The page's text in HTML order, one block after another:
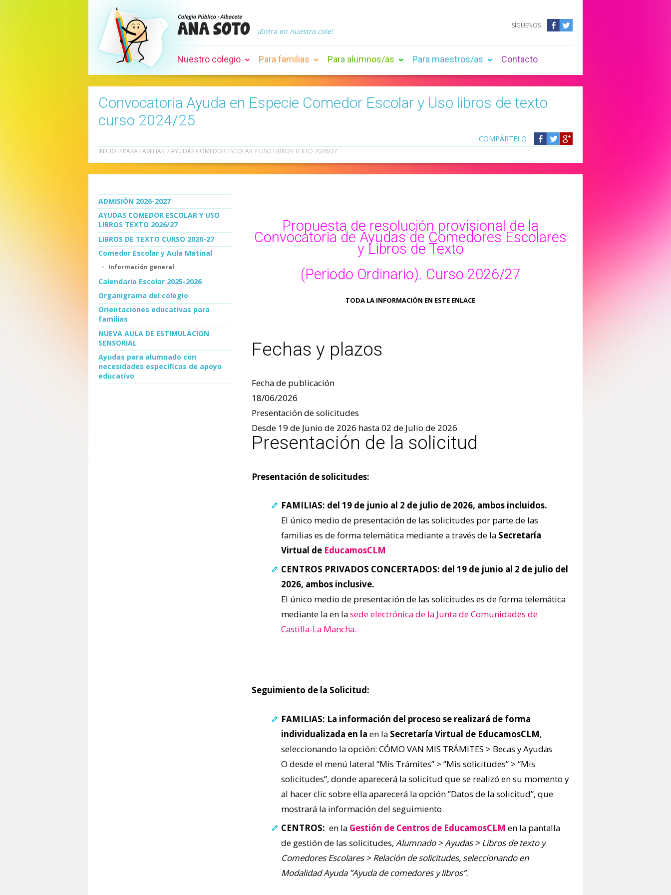
¡Entra en nuestro cole!
SÍGUENOS
Nuestro colegio Para familias Para alumnos/as Para maestros/as Contacto
Convocatoria Ayuda en Especie Comedor Escolar y Uso libros de texto
curso 2024/25
COMPÁRTELO
Compártelo
Facebook
Compártelo
Twitter
Compártelo
Google
INICIO / PARA FAMILIAS /AYUDAS COMEDOR ESCOLAR Y USO LIBROS TEXTO 2026/27
ADMISIÓN 2026-2027
AYUDAS COMEDOR ESCOLAR Y USO
LIBROS TEXTO 2026/27
LIBROS DE TEXTO CURSO 2026-27
Comedor Escolar y Aula Matinal
Información general
Calendario Escolar 2025-2026
Organigrama del colegio
Orientaciones educativas para
familias
NUEVA AULA DE ESTIMULACION
SENSORIAL
Ayudas para alumnado con
necesidades específicas de apoyo
educativo
Propuesta de resolución provisional de la
Convocatoria de Ayudas de Comedores Escolares
y Libros de Texto
(Periodo Ordinario). Curso 2026/27
TODA LA INFORMACIÓN EN ESTE ENLACE
Fechas y plazos
Fecha de publicación
18/06/2026
Presentación de solicitudes
Desde 19 de Junio de 2026 hasta 02 de Julio de 2026
Presentación de la solicitud
Presentación de solicitudes:
FAMILIAS: del 19 de junio al 2 de julio de 2026, ambos incluidos.
El único medio de presentación de las solicitudes por parte de las
familias es de forma telemática mediante a través de la Secretaría
Virtual de EducamosCLM
CENTROS PRIVADOS CONCERTADOS: del 19 de junio al 2 de julio del
2026, ambos inclusive.
El único medio de presentación de las solicitudes es de forma telemática
mediante la en lasede electrónica de la Junta de Comunidades de
Castilla-La Mancha.
Seguimiento de la Solicitud:
FAMILIAS: La información del proceso se realizará de forma
individualizada en laen la Secretaría Virtual de EducamosCLM,
seleccionando la opción: CÓMO VAN MIS TRÁMITES > Becas y Ayudas
O desde el menú lateral “Mis Trámites” > ”Mis solicitudes” > “Mis
solicitudes”, donde aparecerá la solicitud que se realizó en su momento y
al hacer clic sobre ella aparecerá la opción ”Datos de la solicitud”, que
mostrará la información del seguimiento.
CENTROS:en la Gestión de Centros de EducamosCLM en la pantalla
de gestión de las solicitudes,Alumnado > Ayudas > Libros de texto y
Comedores Escolares > Relación de solicitudes, seleccionando en
Modalidad Ayuda ”Ayuda de comedores y libros”.